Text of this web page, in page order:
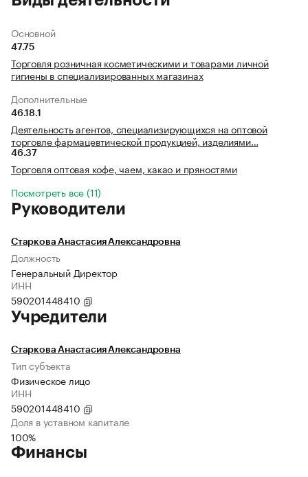
Основной
47.75
Торговля розничная косметическими и товарами личной
гигиены в специализированных магазинах
Дополнительные
46.18.1
Деятельность агентов, специализирующихся на оптовой
торговле фармацевтической продукцией, изделиями…
46.37
Торговля оптовая кофе, чаем, какао и пряностями
Посмотреть все (11)
Руководители
Старкова Анастасия Александровна
Должность
Генеральный Директор
ИНН
590201448410
Учредители
Старкова Анастасия Александровна
Тип субъекта
Физическое лицо
ИНН
590201448410
Доля в уставном капитале
100%
Финансы